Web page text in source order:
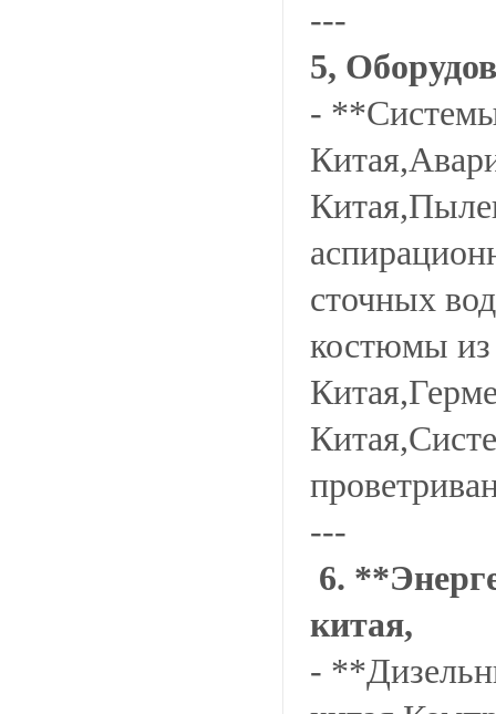
---
5,
- **Системы
сточных
костюмы
---
6.
китая,
-